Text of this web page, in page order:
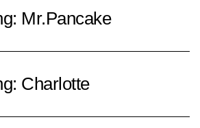
Mr.Pancake
Charlotte